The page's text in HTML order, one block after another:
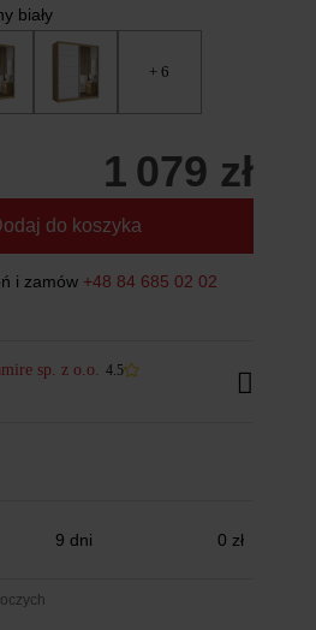
biały
+ 6
1 079 zł
do koszyka
i zamów +48 84 685 02 02
sp. z o.o. 4.5
9 dni 0 zł